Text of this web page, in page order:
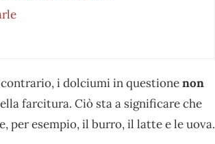
i dolciumi in questionenon
farcitura. Ciò sta a significare che
per esempio, il burro, il latte e le uova.